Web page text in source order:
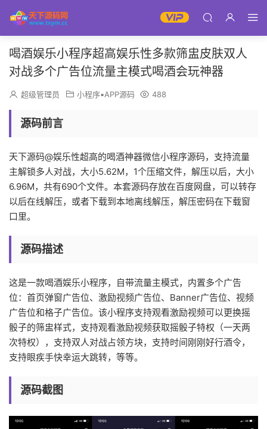
喝酒娱乐小程序超高娱乐性多款筛盅皮肤双人
对战多个广告位流量主模式喝酒会玩神器
超级管理员 小程序▪APP源码 488
源码前言
天下源码@娱乐性超高的喝酒神器微信小程序源码，支持流量
主解锁多人对战，大小5.62M，1个压缩文件，解压以后，大小
6.96M，共有690个文件。本套源码存放在百度网盘，可以转存
以后在线解压，或者下载到本地离线解压，解压密码在下载窗
口里。
源码描述
这是一款喝酒娱乐小程序，自带流量主模式，内置多个广告
位：首页弹窗广告位、激励视频广告位、Banner广告位、视频
广告位和格子广告位。该小程序支持观看激励视频可以更换摇
骰子的筛盅样式，支持观看激励视频获取摇骰子特权（一天两
次特权），支持双人对战占领方块，支持时间刚刚好行酒令，
支持眼疾手快幸运大跳转，等等。
源码截图